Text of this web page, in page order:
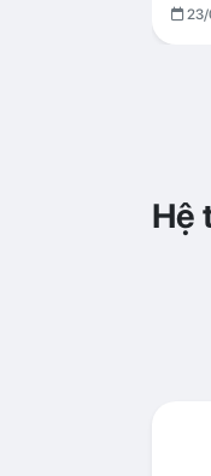
with
Hệ